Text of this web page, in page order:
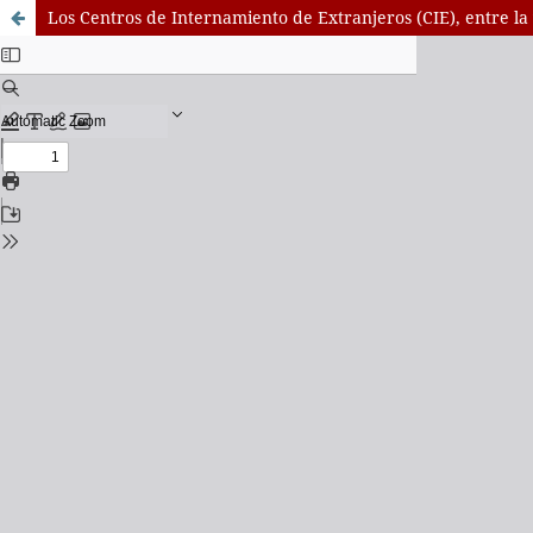
Los Centros de Internamiento de Extranjeros (CIE), entre